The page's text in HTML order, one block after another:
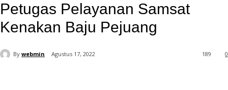
Petugas Pelayanan Samsat
Kenakan Baju Pejuang
By webmin Agustus 17, 2022 0
189